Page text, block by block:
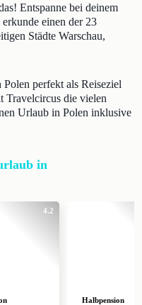
Entspanne bei deinem
einen der 23
Städte Warschau,
perfekt als Reiseziel
Travelcircus die vielen
Urlaub in Polen inklusive
in
4.2
Halbpension